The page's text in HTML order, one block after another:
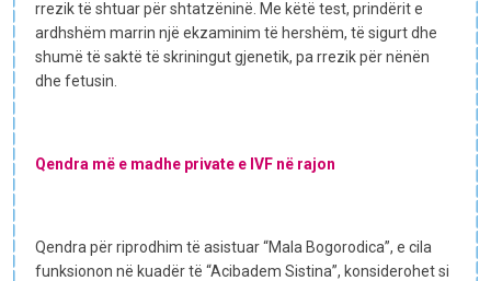
rrezik të shtuar për shtatzëninë. Me këtë test, prindërit e
ardhshëm marrin një ekzaminim të hershëm, të sigurt dhe
shumë të saktë të skriningut gjenetik, pa rrezik për nënën
dhe fetusin.
Qendra më e madhe private e IVF në rajon
Qendra për riprodhim të asistuar “Mala Bogorodica”, e cila
funksionon në kuadër të “Acibadem Sistina”, konsiderohet si